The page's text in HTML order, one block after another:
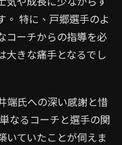
。 特に、戸郷選手のよ
コーチからの指導を必
大きな痛手となるでし
端氏への深い感謝と惜
なるコーチと選手の関
いていたことが伺えま